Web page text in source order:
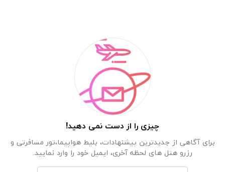
چیزی را از دست نمی دهید!
برای آگاهی از جدیدترین پیشنهادات، بلیط هواپیما،تور مسافرتی و
رزرو هتل های لحظه آخری، ایمیل خود را وارد نمایید.